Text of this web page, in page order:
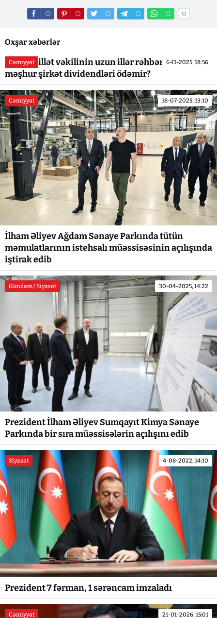
Oxşar xəbərlər
Cəmiyyət 6-11-2025, 18:56
Sabiq millət vəkilinin uzun illər rəhbərlik etdiyi
məşhur şirkət dividendləri ödəmir?
Cəmiyyət 18-07-2025, 13:10
İlham Əliyev Ağdam Sənaye Parkında tütün
məmulatlarının istehsalı müəssisəsinin açılışında
iştirak edib
Gündəm / Siyasət 30-04-2025, 14:22
Prezident İlham Əliyev Sumqayıt Kimya Sənaye
Parkında bir sıra müəssisələrin açılışını edib
Siyasət 4-08-2022, 14:10
Prezident 7 fərman, 1 sərəncam imzaladı
Cəmiyyət 21-01-2026, 15:01